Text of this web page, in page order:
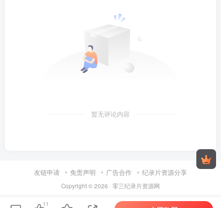
暂无评论内容
友链申请 免责声明 广告合作 纪录片资源分享
Copyright © 2026 · 零三纪录片资源网
11